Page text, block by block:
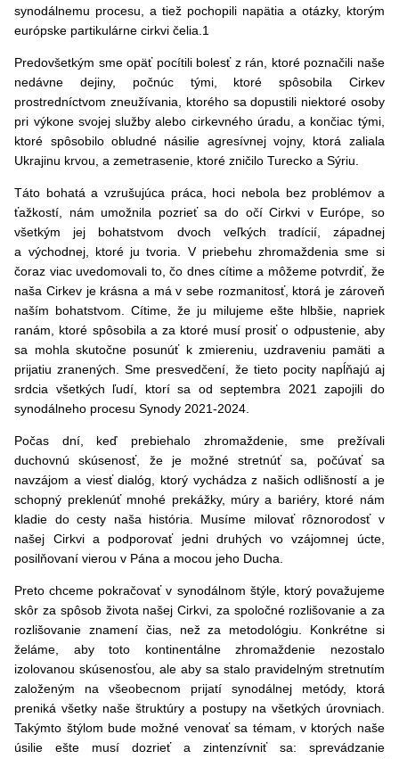
synodálnemu procesu, a tiež pochopili napätia a otázky, ktorým
európske partikulárne cirkvi čelia.1
Predovšetkým sme opäť pocítili bolesť z rán, ktoré poznačili naše
nedávne dejiny, počnúc tými, ktoré spôsobila Cirkev
prostredníctvom zneužívania, ktorého sa dopustili niektoré osoby
pri výkone svojej služby alebo cirkevného úradu, a končiac tými,
ktoré spôsobilo obludné násilie agresívnej vojny, ktorá zaliala
Ukrajinu krvou, a zemetrasenie, ktoré zničilo Turecko a Sýriu.
Táto bohatá a vzrušujúca práca, hoci nebola bez problémov a
ťažkostí, nám umožnila pozrieť sa do očí Cirkvi v Európe, so
všetkým jej bohatstvom dvoch veľkých tradícií, západnej
a východnej, ktoré ju tvoria. V priebehu zhromaždenia sme si
čoraz viac uvedomovali to, čo dnes cítime a môžeme potvrdiť, že
naša Cirkev je krásna a má v sebe rozmanitosť, ktorá je zároveň
naším bohatstvom. Cítime, že ju milujeme ešte hlbšie, napriek
ranám, ktoré spôsobila a za ktoré musí prosiť o odpustenie, aby
sa mohla skutočne posunúť k zmiereniu, uzdraveniu pamäti a
prijatiu zranených. Sme presvedčení, že tieto pocity napĺňajú aj
srdcia všetkých ľudí, ktorí sa od septembra 2021 zapojili do
synodálneho procesu Synody 2021-2024.
Počas dní, keď prebiehalo zhromaždenie, sme prežívali
duchovnú skúsenosť, že je možné stretnúť sa, počúvať sa
navzájom a viesť dialóg, ktorý vychádza z našich odlišností a je
schopný preklenúť mnohé prekážky, múry a bariéry, ktoré nám
kladie do cesty naša história. Musíme milovať rôznorodosť v
našej Cirkvi a podporovať jedni druhých vo vzájomnej úcte,
posilňovaní vierou v Pána a mocou jeho Ducha.
Preto chceme pokračovať v synodálnom štýle, ktorý považujeme
skôr za spôsob života našej Cirkvi, za spoločné rozlišovanie a za
rozlišovanie znamení čias, než za metodológiu. Konkrétne si
želáme, aby toto kontinentálne zhromaždenie nezostalo
izolovanou skúsenosťou, ale aby sa stalo pravidelným stretnutím
založeným na všeobecnom prijatí synodálnej metódy, ktorá
preniká všetky naše štruktúry a postupy na všetkých úrovniach.
Takýmto štýlom bude možné venovať sa témam, v ktorých naše
úsilie ešte musí dozrieť a zintenzívniť sa: sprevádzanie